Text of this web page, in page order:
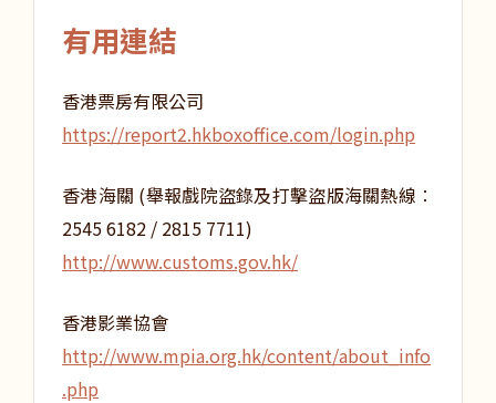
有用連結
香港票房有限公司
https://report2.hkboxoffice.com/login.php
香港海關 (舉報戲院盜錄及打擊盜版海關熱線︰
2545 6182 / 2815 7711)
http://www.customs.gov.hk/
香港影業協會
http://www.mpia.org.hk/content/about_info
.php